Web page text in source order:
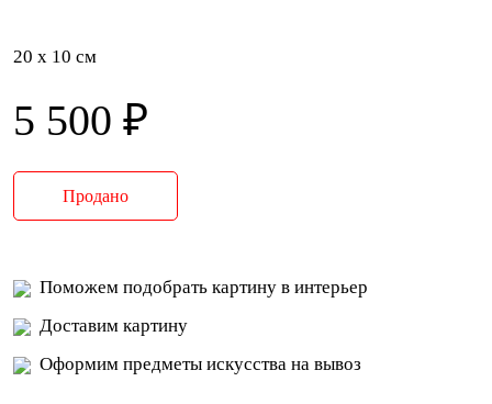
20 x 10 см
5 500 ₽
Продано
Поможем подобрать картину в интерьер
Доставим картину
Оформим предметы искусства на вывоз